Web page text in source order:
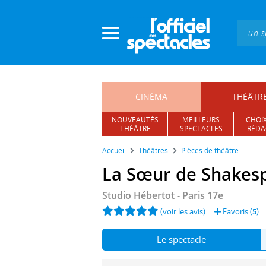
CINÉMA
NOUVEAUTÉS
THÉÂTRE
MEILLEURS
SPECTACLES
Accueil Théâtres Pièces de théâtre
La Sœur de
Studio Hébertot- Paris 17e
(voir les avis) Favoris (5)
Le spectacle